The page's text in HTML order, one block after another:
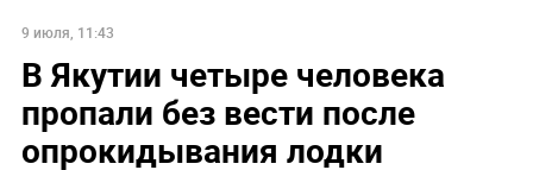
9 июля, 11:43
В Якутии четыре человека
пропали без вести после
опрокидывания лодки